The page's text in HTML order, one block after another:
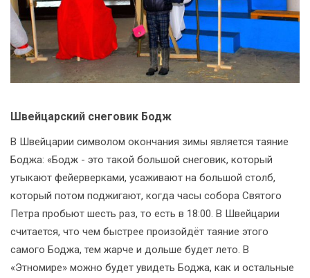
Швейцарский снеговик Бодж
В Швейцарии символом окончания зимы является таяние
Боджа: «Бодж - это такой большой снеговик, который
утыкают фейерверками, усаживают на большой столб,
который потом поджигают, когда часы собора Святого
Петра пробьют шесть раз, то есть в 18:00. В Швейцарии
считается, что чем быстрее произойдёт таяние этого
самого Боджа, тем жарче и дольше будет лето. В
«Этномире» можно будет увидеть Боджа, как и остальные